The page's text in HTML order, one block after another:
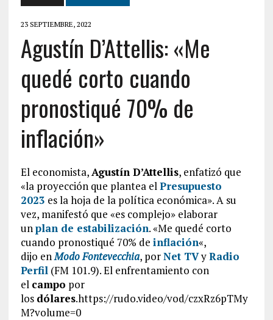
23 SEPTIEMBRE, 2022
Agustín D’Attellis: «Me
quedé corto cuando
pronostiqué 70% de
inflación»
El economista,Agustín D’Attellis, enfatizó que
«la proyección que plantea elPresupuesto
2023 es la hoja de la política económica». A su
vez, manifestó que «es complejo» elaborar
unplan de estabilización. «Me quedé corto
cuando pronostiqué 70% de inflación«,
dijo enModo Fontevecchia, porNet TVyRadio
Perfil(FM 101.9). El enfrentamiento con
el campo por
los dólares.https://rudo.video/vod/czxRz6pTMy
M?volume=0